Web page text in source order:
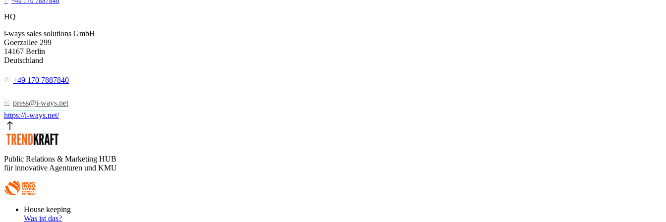
HQ
i-ways sales solutions GmbH
Goerzallee 299
14167 Berlin
Deutschland
+49 170 7887840
press@i-ways.net
https://i-ways.net/
Public Relations & Marketing HUB
für innovative Agenturen und KMU
FooterHouse keeping
Was ist das?